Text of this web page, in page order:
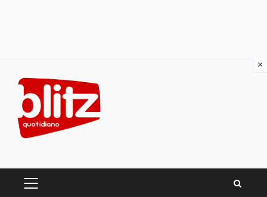
content
PRIMARY
×